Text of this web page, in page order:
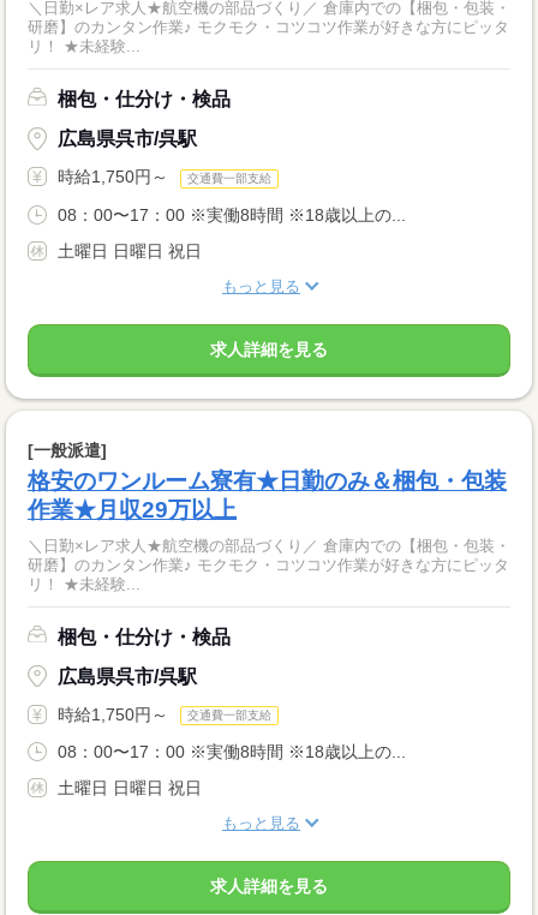
＼日勤×レア求人★航空機の部品づくり／ 倉庫内での【梱包・包装・
研磨】のカンタン作業♪ モクモク・コツコツ作業が好きな方にピッタ
リ！ ★未経験...
梱包・仕分け・検品
広島県呉市/呉駅
時給1,750円～ 交通費一部支給
08：00〜17：00 ※実働8時間 ※18歳以上の...
土曜日 日曜日 祝日
もっと見る
求人詳細を見る
[一般派遣]
格安のワンルーム寮有★日勤のみ＆梱包・包装
作業★月収29万以上
＼日勤×レア求人★航空機の部品づくり／ 倉庫内での【梱包・包装・
研磨】のカンタン作業♪ モクモク・コツコツ作業が好きな方にピッタ
リ！ ★未経験...
梱包・仕分け・検品
広島県呉市/呉駅
時給1,750円～ 交通費一部支給
08：00〜17：00 ※実働8時間 ※18歳以上の...
土曜日 日曜日 祝日
もっと見る
求人詳細を見る